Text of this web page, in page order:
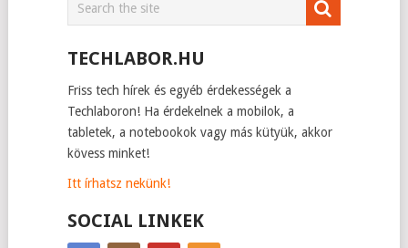
TECHLABOR.HU
Friss tech hírek és egyéb érdekességek a
Techlaboron! Ha érdekelnek a mobilok, a
tabletek, a notebookok vagy más kütyük, akkor
kövess minket!
Itt írhatsz nekünk!
SOCIAL LINKEK